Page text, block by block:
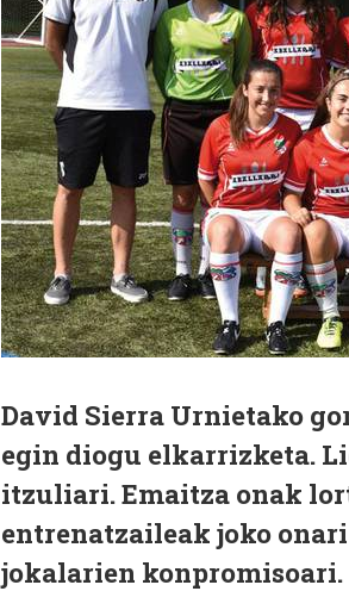
David Sierra Urnietako
egin diogu elkarrizketa.
itzuliari. Emaitza onak
entrenatzaileak joko
jokalarien konpromisoari.